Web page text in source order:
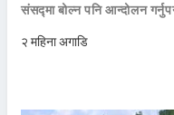
संसद्मा बोल्न पनि आन्दोलन
२ महिना अगाडि